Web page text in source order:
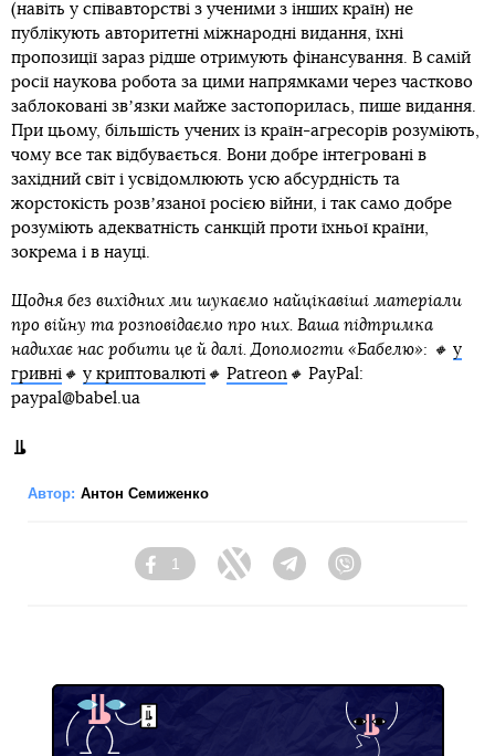
(навіть у співавторстві з ученими з інших країн) не
публікують авторитетні міжнародні видання, їхні
пропозиції зараз рідше отримують фінансування. В самій
росії наукова робота за цими напрямками через частково
заблоковані звʼязки майже застопорилась, пише видання.
При цьому, більшість учених із країн-агресорів розуміють,
чому все так відбувається. Вони добре інтегровані в
західний світ і усвідомлюють усю абсурдність та
жорстокість розвʼязаної росією війни, і так само добре
розуміють адекватність санкцій проти їхньої країни,
зокрема і в науці.
Щодня без вихідних ми шукаємо найцікавіші матеріали
про війну та розповідаємо про них. Ваша підтримка
надихає нас робити це й далі. Допомогти «Бабелю»: 🔸 у
гривні 🔸 у криптовалюті 🔸 Patreon 🔸 PayPal:
paypal@babel.ua
Автор: Антон Семиженко
Facebook
1
Twitter TelegramViber